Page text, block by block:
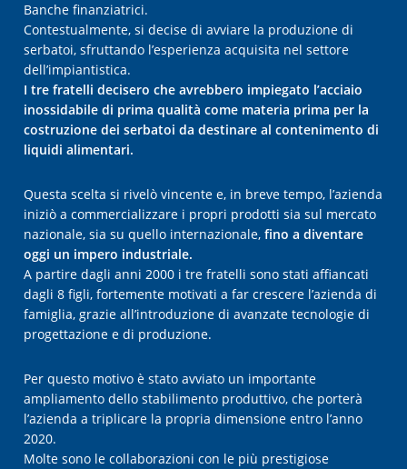
Banche finanziatrici.
Contestualmente, si decise di avviare la produzione di
serbatoi, sfruttando l’esperienza acquisita nel settore
dell’impiantistica.
I tre fratelli decisero che avrebbero impiegato l’acciaio
inossidabile di prima qualità come materia prima per la
costruzione dei serbatoi da destinare al contenimento di
liquidi alimentari.
Questa scelta si rivelò vincente e, in breve tempo, l’azienda
iniziò a commercializzare i propri prodotti sia sul mercato
nazionale, sia su quello internazionale, fino a diventare
oggi un impero industriale.
A partire dagli anni 2000 i tre fratelli sono stati affiancati
dagli 8 figli, fortemente motivati a far crescere l’azienda di
famiglia, grazie all’introduzione di avanzate tecnologie di
progettazione e di produzione.
Per questo motivo è stato avviato un importante
ampliamento dello stabilimento produttivo, che porterà
l’azienda a triplicare la propria dimensione entro l’anno
2020.
Molte sono le collaborazioni con le più prestigiose